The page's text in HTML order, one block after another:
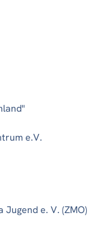
e.V.
e. V. (ZMO)